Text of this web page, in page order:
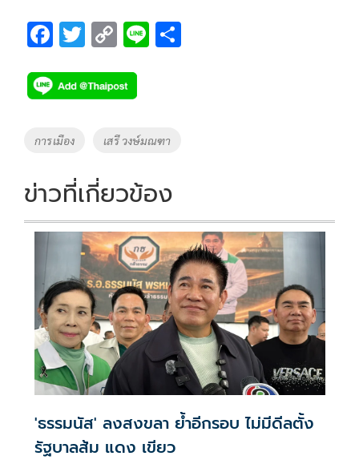
F
e
b
o
k
T
tt
er
C
p
y
Li
k
Li
Tags
การเมือง เสรี วงษ์มณฑา
ข่าวที่เกี่ยวข้อง
'ธรรมนัส' ลงสงขลา ย้ำอีกรอบ ไม่มีดีลตั้ง
รัฐบาลส้ม แดง เขียว